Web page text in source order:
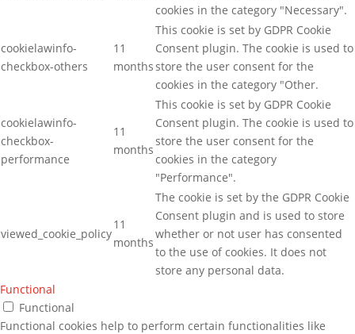
cookies in the category "Necessary".
cookielawinfo-
checkbox-others
11
months
This cookie is set by GDPR Cookie
Consent plugin. The cookie is used to
store the user consent for the
cookies in the category "Other.
cookielawinfo-
checkbox-
performance
11
months
This cookie is set by GDPR Cookie
Consent plugin. The cookie is used to
store the user consent for the
cookies in the category
"Performance".
viewed_cookie_policy
11
months
The cookie is set by the GDPR Cookie
Consent plugin and is used to store
whether or not user has consented
to the use of cookies. It does not
store any personal data.
Functional
Functional
Functional cookies help to perform certain functionalities like